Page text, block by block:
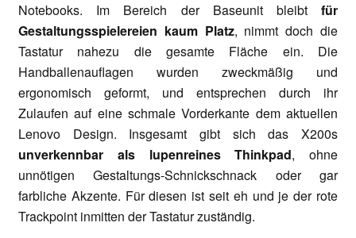
Notebooks. Im Bereich der Baseunit bleibtfür
Gestaltungsspielereien kaum Platz, nimmt doch die
Tastatur nahezu die gesamte Fläche ein. Die
Handballenauflagen wurden zweckmäßig und
ergonomisch geformt, und entsprechen durch ihr
Zulaufen auf eine schmale Vorderkante dem aktuellen
Lenovo Design. Insgesamt gibt sich das X200s
unverkennbar als lupenreines Thinkpad, ohne
unnötigen Gestaltungs-Schnickschnack oder gar
farbliche Akzente. Für diesen ist seit eh und je der rote
Trackpoint inmitten der Tastatur zuständig.